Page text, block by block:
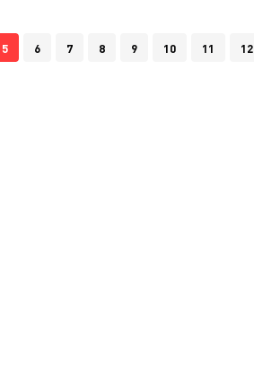
5 6 7 8 9 10 11 12